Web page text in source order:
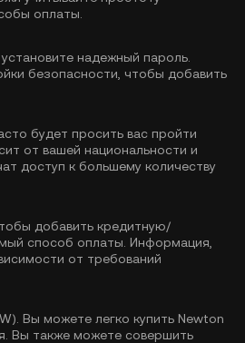
оплаты.
надежный пароль.
безопасности, чтобы добавить
будет просить вас пройти
от вашей национальности и
доступ к большему количеству
добавить кредитную/
способ оплаты. Информация,
от требований
Вы можете легко купить Newton
Вы также можете совершить